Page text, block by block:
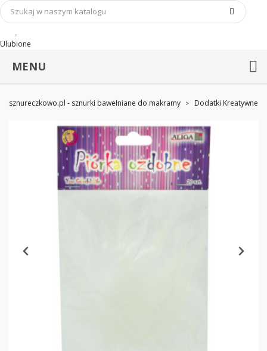
Ulubione
MENU
sznureczkowo.pl - sznurki bawełniane do makramy Dodatki Kreatywne